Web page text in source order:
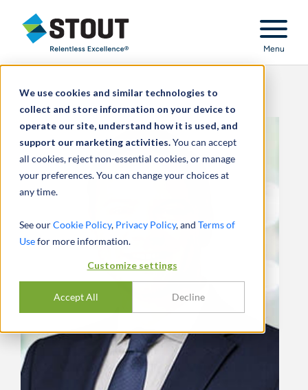
We use cookies and similar technologies to
collect and store information on your device to
operate our site, understand how it is used, and
support our marketing activities.You can accept
all cookies, reject non-essential cookies, or manage
your preferences. You can change your choices at
any time.
See ourCookie Policy, Privacy Policy, and Terms of
Usefor more information.
Customize settings
Accept All Decline
Stout Relentless Excellence
Menu